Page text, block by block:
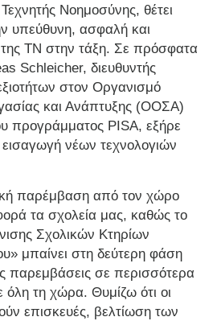
Νοημοσύνης, θέτει
υπεύθυνη, ασφαλή και
της ΤΝ στην τάξη. Σε πρόσφατα
Schleicher, διευθυντής
στον Οργανισμό
και Ανάπτυξης (ΟΟΣΑ)
προγράμματος PISA, εξήρε
νέων τεχνολογιών
παρέμβαση από τον χώρο
τα σχολεία μας, καθώς το
Σχολικών Κτηρίων
μπαίνει στη δεύτερη φάση
παρεμβάσεις σε περισσότερα
τη χώρα. Θυμίζω ότι οι
επισκευές, βελτίωση των